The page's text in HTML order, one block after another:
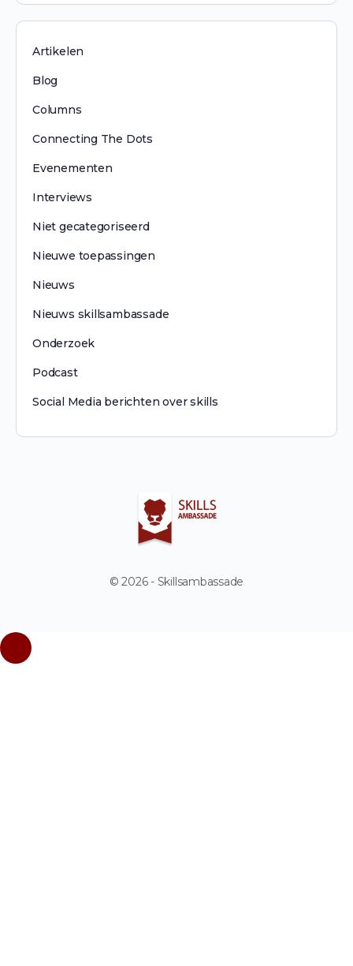
Artikelen
Blog
Columns
Connecting The Dots
Evenementen
Interviews
Niet gecategoriseerd
Nieuwe toepassingen
Nieuws
Nieuws skillsambassade
Onderzoek
Podcast
Social Media berichten over skills
© 2026 - Skillsambassade